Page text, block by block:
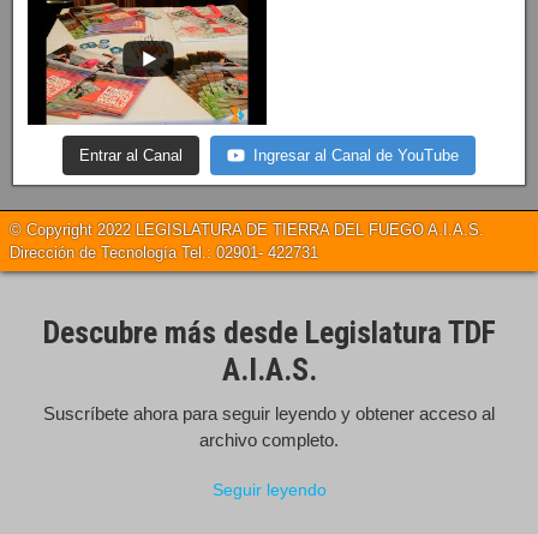
Entrar al Canal Ingresar al Canal de YouTube
© Copyright 2022 LEGISLATURA DE TIERRA DEL FUEGO A.I.A.S.
Dirección de Tecnología Tel.: 02901- 422731
Descubre más desde Legislatura TDF
A.I.A.S.
Suscríbete ahora para seguir leyendo y obtener acceso al
archivo completo.
Seguir leyendo